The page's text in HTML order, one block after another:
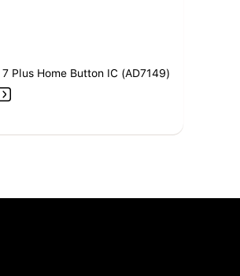
7 Plus Home Button IC (AD7149)